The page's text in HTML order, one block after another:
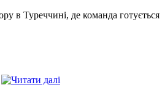
в Туреччині, де команда готується